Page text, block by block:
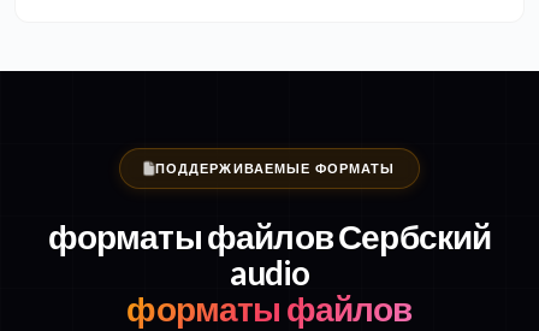
ПОДДЕРЖИВАЕМЫЕ ФОРМАТЫ
форматы файлов Сербский
audio
форматы файлов